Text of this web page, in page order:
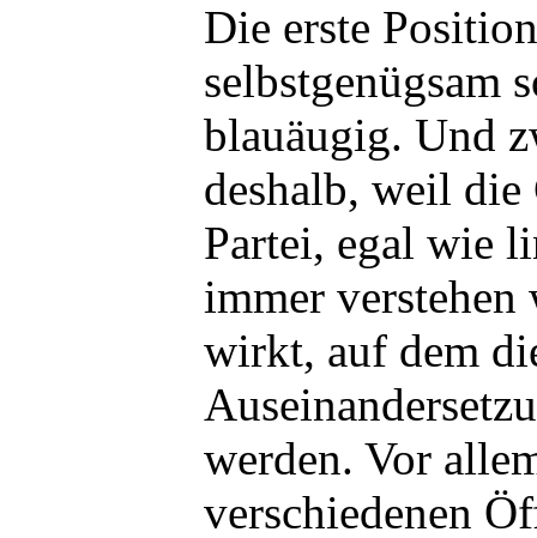
Die erste
selbstgenügsam
blauäugig. Und
deshalb, weil
Partei, egal wie
immer
wirkt, auf dem
werden. Vor
verschiedenen